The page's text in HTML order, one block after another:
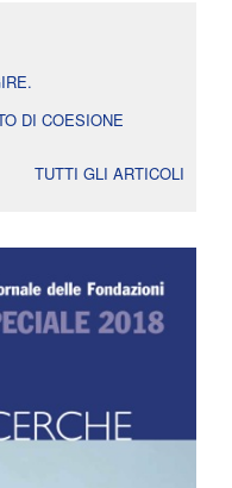
DI COESIONE
TUTTI GLI ARTICOLI